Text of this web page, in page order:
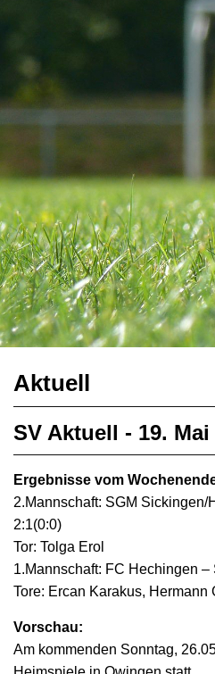
Aktuell
SV Aktuell - 19. Mai
Ergebnisse vom
2.Mannschaft: SGM Sickingen/
2:1(0:0)
Tor: Tolga Erol
1.Mannschaft: FC Hechingen –
Tore: Ercan Karakus, Hermann
Vorschau:
Am kommenden Sonntag,